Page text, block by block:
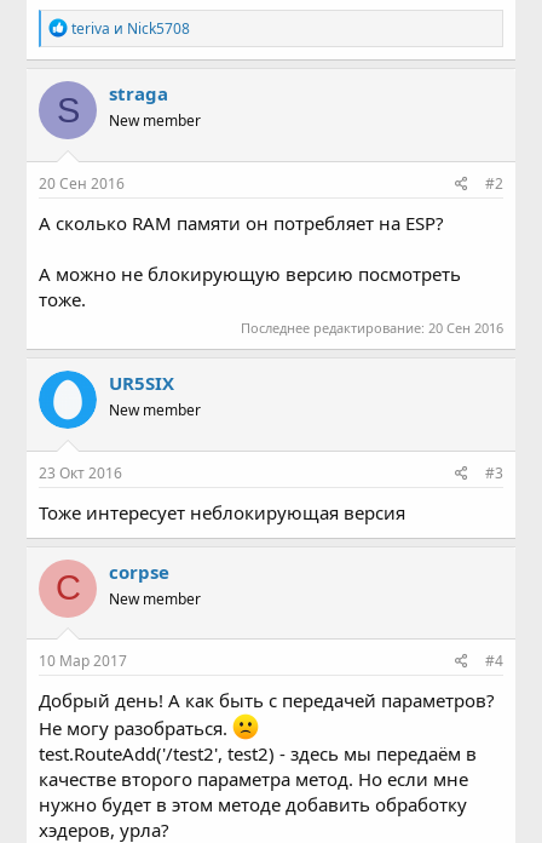
Р
е
а
к
ц
и
и
:
teriva и Nick5708
S straga
New member
20 Сен 2016 #2
А сколько RAM памяти он потребляет на ESP?
А можно не блокирующую версию посмотреть
тоже.
Последнее редактирование: 20 Сен 2016
UR5SIX
New member
23 Окт 2016 #3
Тоже интересует неблокирующая версия
C corpse
New member
10 Мар 2017 #4
Добрый день! А как быть с передачей параметров?
Не могу разобраться.
test.RouteAdd('/test2', test2) - здесь мы передаём в
качестве второго параметра метод. Но если мне
нужно будет в этом методе добавить обработку
хэдеров, урла?